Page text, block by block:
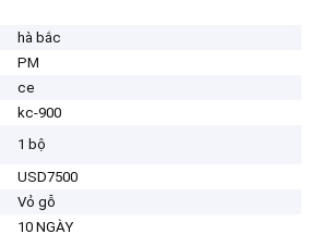
hà bắc
PM
ce
kc-900
1 bộ
USD7500
Vỏ gỗ
10 NGÀY